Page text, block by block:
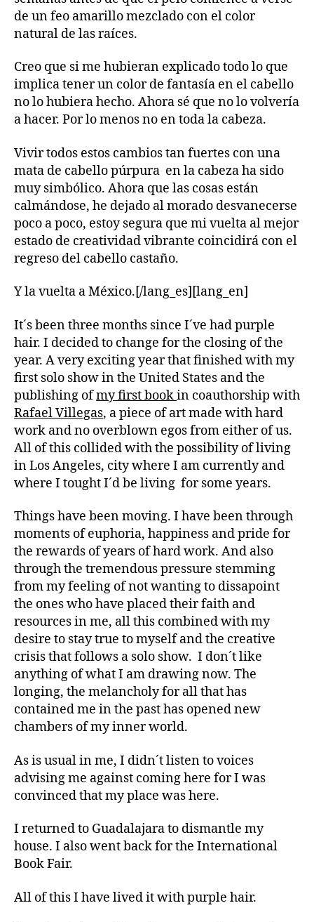
de un feo amarillo mezclado con el color
natural de las raíces.
Creo que si me hubieran explicado todo lo que
implica tener un color de fantasía en el cabello
no lo hubiera hecho. Ahora sé que no lo volvería
a hacer. Por lo menos no en toda la cabeza.
Vivir todos estos cambios tan fuertes con una
mata de cabello púrpura en la cabeza ha sido
muy simbólico. Ahora que las cosas están
calmándose, he dejado al morado desvanecerse
poco a poco, estoy segura que mi vuelta al mejor
estado de creatividad vibrante coincidirá con el
regreso del cabello castaño.
Y la vuelta a México.[/lang_es][lang_en]
It´s been three months since I´ve had purple
hair. I decided to change for the closing of the
year. A very exciting year that finished with my
first solo show in the United States and the
publishing ofmy first bookin coauthorship with
Rafael Villegas, a piece of art made with hard
work and no overblown egos from either of us.
All of this collided with the possibility of living
in Los Angeles, city where I am currently and
where I tought I´d be living for some years.
Things have been moving. I have been through
moments of euphoria, happiness and pride for
the rewards of years of hard work. And also
through the tremendous pressure stemming
from my feeling of not wanting to dissapoint
the ones who have placed their faith and
resources in me, all this combined with my
desire to stay true to myself and the creative
crisis that follows a solo show. I don´t like
anything of what I am drawing now. The
longing, the melancholy for all that has
contained me in the past has opened new
chambers of my inner world.
As is usual in me, I didn´t listen to voices
advising me against coming here for I was
convinced that my place was here.
I returned to Guadalajara to dismantle my
house. I also went back for the International
Book Fair.
All of this I have lived it with purple hair.